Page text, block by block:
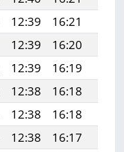
12:39 16:21
12:39 16:20
12:39 16:19
12:38 16:18
12:38 16:18
12:38 16:17